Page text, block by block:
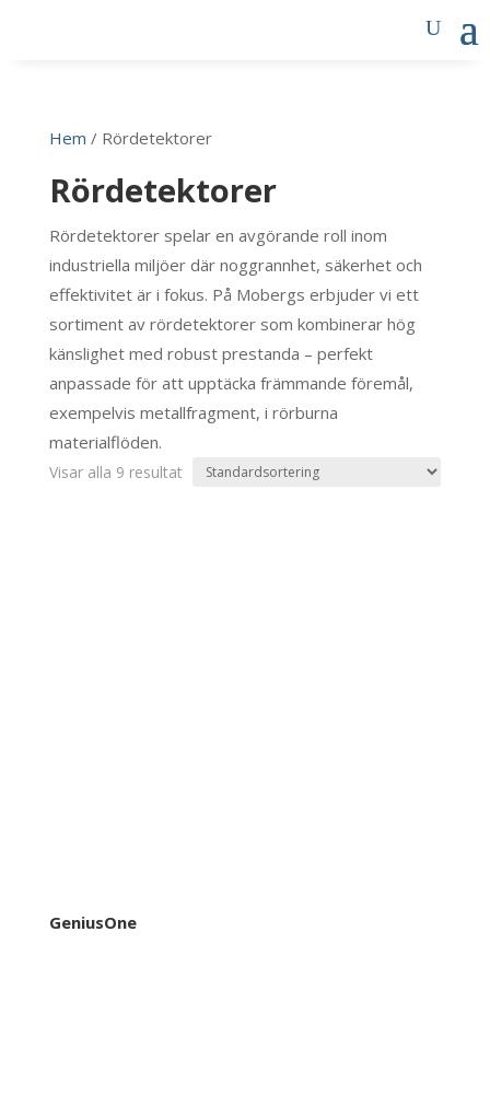
Hem / Rördetektorer
Rördetektorer
Rördetektorer spelar en avgörande roll inom
industriella miljöer där noggrannhet, säkerhet och
effektivitet är i fokus. På Mobergs erbjuder vi ett
sortiment av rördetektorer som kombinerar hög
känslighet med robust prestanda – perfekt
anpassade för att upptäcka främmande föremål,
exempelvis metallfragment, i rörburna
materialflöden.
Visar alla 9 resultat
GeniusOne